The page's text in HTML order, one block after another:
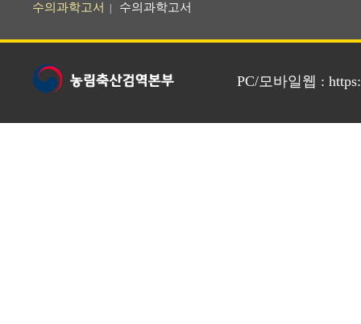
수의과학고서 수의과학고서
PC/모바일웹 :